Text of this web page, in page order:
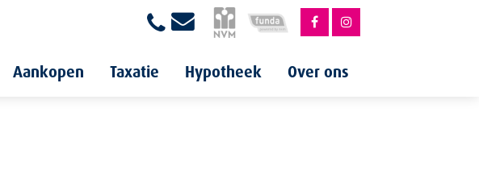
Aankopen Taxatie Hypotheek Over ons